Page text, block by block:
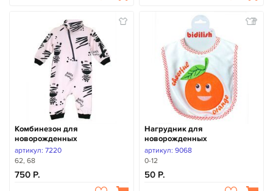
Комбинезон для
новорожденных
артикул: 7220
62, 68
750
Нагрудник для
новорожденных
артикул: 9068
0-12
50